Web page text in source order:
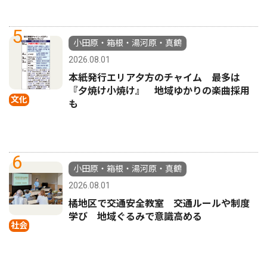
5
文化
小田原・箱根・湯河原・真鶴
2026.08.01
本紙発行エリア夕方のチャイム 最多は
『夕焼け小焼け』 地域ゆかりの楽曲採用
も
6
社会
小田原・箱根・湯河原・真鶴
2026.08.01
橘地区で交通安全教室 交通ルールや制度
学び 地域ぐるみで意識高める